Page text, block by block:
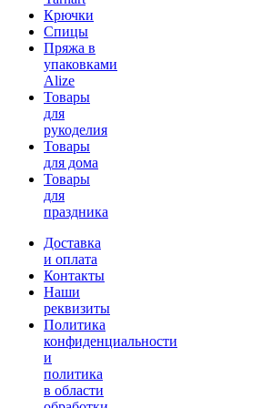
Крючки
Спицы
Пряжа в
упаковками
Alize
Товары
для
рукоделия
Товары
для дома
Товары
для
праздника
Доставка
и оплата
Контакты
Наши
реквизиты
Политика
конфиденциальности
и
политика
в области